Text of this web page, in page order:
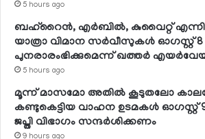
5 hours ago
ബഹ്റൈന്‍, എര്‍ബില്‍, കുവൈറ്റ്
യാത്രാ വിമാന സര്‍വീസുകള്‍ ഓഗസ്റ്റ്
പുനരാരംഭിക്കുമെന്ന് ഖത്തര്‍
5 hours ago
മൂന്ന് മാസമോ അതില്‍ കൂടുതലോ
കണ്ടുകെട്ടിയ വാഹന ഉടമകള്‍ ഓഗസ്റ്റ്
ജപ്തി വിഭാഗം സന്ദര്‍ശിക്കണം
9 hours ago